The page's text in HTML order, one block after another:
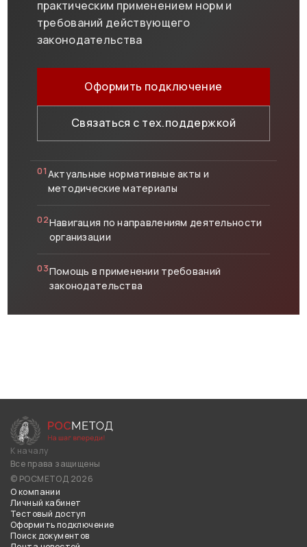
практическим применением норм и
требований действующего
законодательства
Оформить подключение
Связаться с тех.поддержкой
01Актуальные нормативные акты и
методические материалы
02Навигация по направлениям деятельности
организации
03Помощь в применении требований
законодательства
К началу
Все права защищены
© РОСМЕТОД 2026
О компании
Личный кабинет
Тестовый доступ
Оформить подключение
Поиск документов